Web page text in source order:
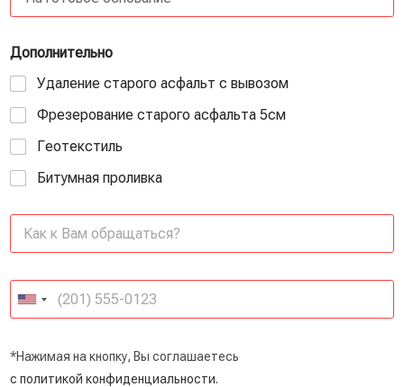
Дополнительно
Удаление старого асфальт с вывозом
Фрезерование старого асфальта 5см
Геотекстиль
Битумная проливка
*Нажимая на кнопку, Вы соглашаетесь
с политикой конфиденциальности.